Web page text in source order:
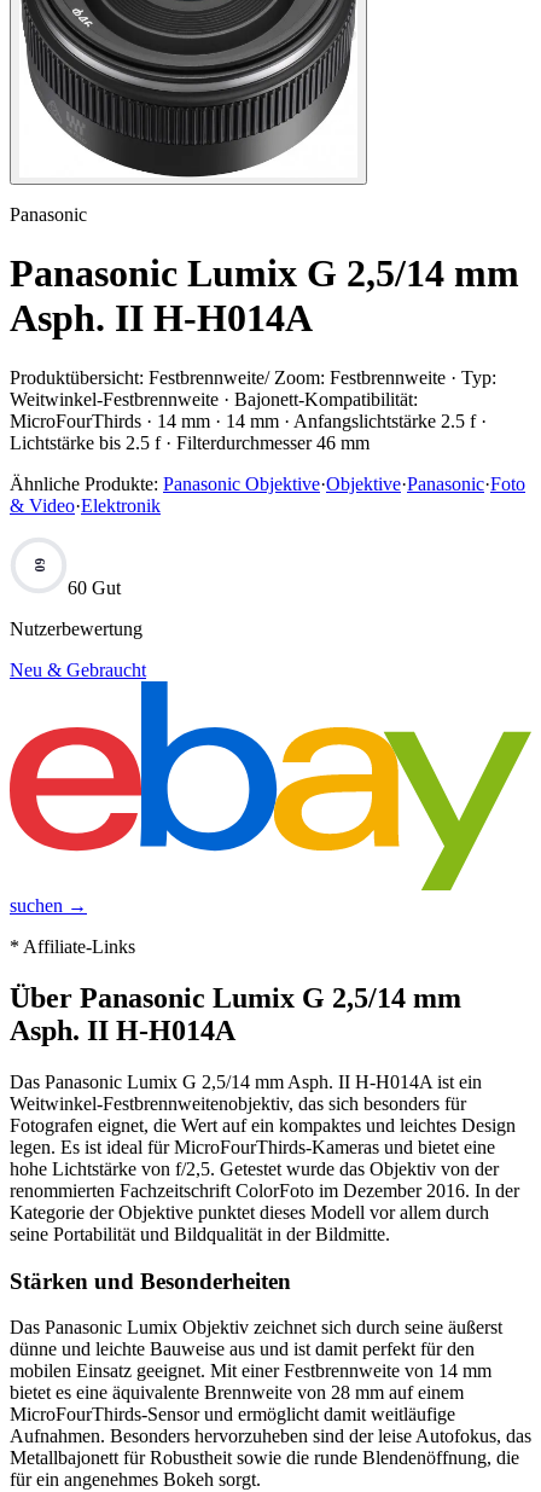
Panasonic
Panasonic Lumix G 2,5/14 mm
Asph. II H-H014A
Produktübersicht: Festbrennweite/ Zoom: Festbrennweite · Typ:
Weitwinkel-Festbrennweite · Bajonett-Kompatibilität:
MicroFourThirds · 14 mm · 14 mm · Anfangslichtstärke 2.5 f ·
Lichtstärke bis 2.5 f · Filterdurchmesser 46 mm
Ähnliche Produkte: Panasonic Objektive·Objektive·Panasonic·Foto
& Video·Elektronik
60
60 Gut
Nutzerbewertung
Neu & Gebraucht
suchen →
* Affiliate-Links
Über Panasonic Lumix G 2,5/14 mm
Asph. II H-H014A
Das Panasonic Lumix G 2,5/14 mm Asph. II H-H014A ist ein
Weitwinkel-Festbrennweitenobjektiv, das sich besonders für
Fotografen eignet, die Wert auf ein kompaktes und leichtes Design
legen. Es ist ideal für MicroFourThirds-Kameras und bietet eine
hohe Lichtstärke von f/2,5. Getestet wurde das Objektiv von der
renommierten Fachzeitschrift ColorFoto im Dezember 2016. In der
Kategorie der Objektive punktet dieses Modell vor allem durch
seine Portabilität und Bildqualität in der Bildmitte.
Stärken und Besonderheiten
Das Panasonic Lumix Objektiv zeichnet sich durch seine äußerst
dünne und leichte Bauweise aus und ist damit perfekt für den
mobilen Einsatz geeignet. Mit einer Festbrennweite von 14 mm
bietet es eine äquivalente Brennweite von 28 mm auf einem
MicroFourThirds-Sensor und ermöglicht damit weitläufige
Aufnahmen. Besonders hervorzuheben sind der leise Autofokus, das
Metallbajonett für Robustheit sowie die runde Blendenöffnung, die
für ein angenehmes Bokeh sorgt.